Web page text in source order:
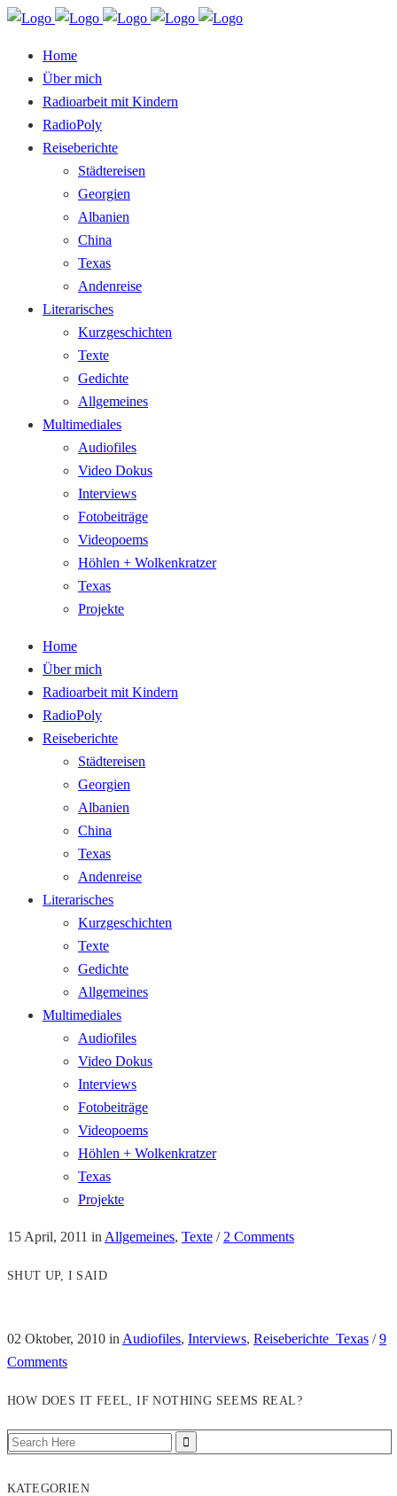
Home
Über mich
Radioarbeit mit Kindern
RadioPoly
Reiseberichte
Städtereisen
Georgien
Albanien
China
Texas
Andenreise
Literarisches
Kurzgeschichten
Texte
Gedichte
Allgemeines
Multimediales
Audiofiles
Video Dokus
Interviews
Fotobeiträge
Videopoems
Höhlen + Wolkenkratzer
Texas
Projekte
Home
Über mich
Radioarbeit mit Kindern
RadioPoly
Reiseberichte
Städtereisen
Georgien
Albanien
China
Texas
Andenreise
Literarisches
Kurzgeschichten
Texte
Gedichte
Allgemeines
Multimediales
Audiofiles
Video Dokus
Interviews
Fotobeiträge
Videopoems
Höhlen + Wolkenkratzer
Texas
Projekte
15 April, 2011 in Allgemeines, Texte / 2 Comments
SHUT UP, I SAID
02 Oktober, 2010 in Audiofiles, Interviews, Reiseberichte_Texas /9
Comments
HOW DOES IT FEEL, IF NOTHING SEEMS REAL?
KATEGORIEN